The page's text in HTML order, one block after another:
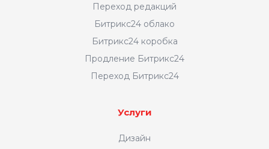
Переход редакций
Битрикс24 облако
Битрикс24 коробка
Продление Битрикс24
Переход Битрикс24
Услуги
Дизайн